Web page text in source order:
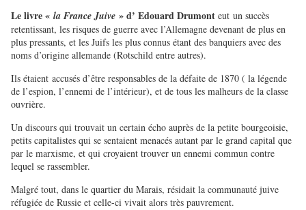
Le livre « la France Juive » d’ Edouard Drumont eut un succès
retentissant, les risques de guerre avec l’Allemagne devenant de plus en
plus pressants, et les Juifs les plus connus étant des banquiers avec des
noms d’origine allemande (Rotschild entre autres).
Ils étaient accusés d’être responsables de la défaite de 1870 ( la légende
de l’espion, l’ennemi de l’intérieur), et de tous les malheurs de la classe
ouvrière.
Un discours qui trouvait un certain écho auprès de la petite bourgeoisie,
petits capitalistes qui se sentaient menacés autant par le grand capital que
par le marxisme, et qui croyaient trouver un ennemi commun contre
lequel se rassembler.
Malgré tout, dans le quartier du Marais, résidait la communauté juive
réfugiée de Russie et celle-ci vivait alors très pauvrement.